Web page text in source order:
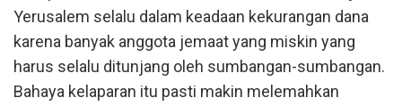
Yerusalem selalu dalam keadaan kekurangan dana
karena banyak anggota jemaat yang miskin yang
harus selalu ditunjang oleh sumbangan-sumbangan.
Bahaya kelaparan itu pasti makin melemahkan